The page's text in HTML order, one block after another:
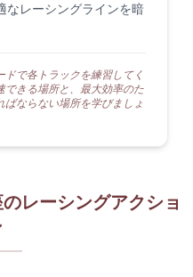
なレーシングラインを暗
で各トラックを練習してく
できる場所と、最大効率のた
ならない場所を学びましょ
レーシングアクショ